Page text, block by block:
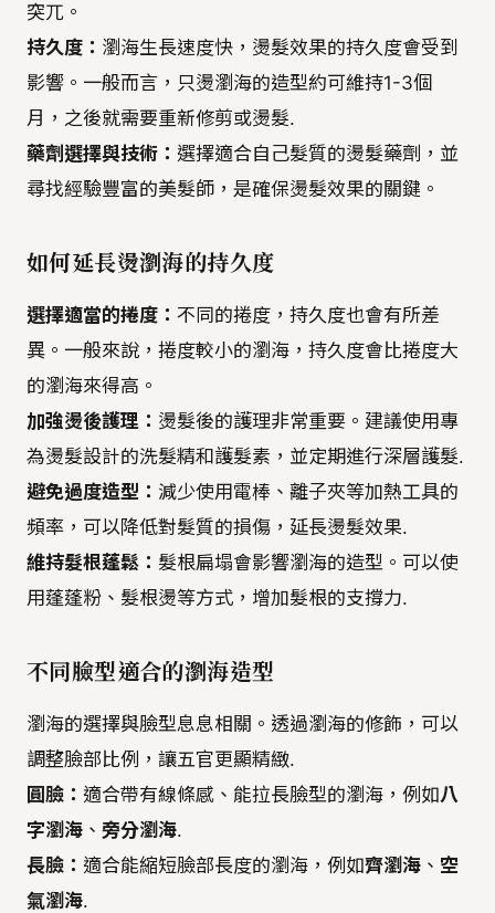
突兀。
持久度： 瀏海生長速度快，燙髮效果的持久度會受到
影響。一般而言，只燙瀏海的造型約可維持1-3個
月，之後就需要重新修剪或燙髮.
藥劑選擇與技術： 選擇適合自己髮質的燙髮藥劑，並
尋找經驗豐富的美髮師，是確保燙髮效果的關鍵。
如何延長燙瀏海的持久度
選擇適當的捲度： 不同的捲度，持久度也會有所差
異。一般來說，捲度較小的瀏海，持久度會比捲度大
的瀏海來得高。
加強燙後護理： 燙髮後的護理非常重要。建議使用專
為燙髮設計的洗髮精和護髮素，並定期進行深層護髮.
避免過度造型： 減少使用電棒、離子夾等加熱工具的
頻率，可以降低對髮質的損傷，延長燙髮效果.
維持髮根蓬鬆： 髮根扁塌會影響瀏海的造型。可以使
用蓬蓬粉、髮根燙等方式，增加髮根的支撐力.
不同臉型適合的瀏海造型
瀏海的選擇與臉型息息相關。透過瀏海的修飾，可以
調整臉部比例，讓五官更顯精緻.
圓臉： 適合帶有線條感、能拉長臉型的瀏海，例如八
字瀏海 、 旁分瀏海.
長臉： 適合能縮短臉部長度的瀏海，例如齊瀏海 、 空
氣瀏海.